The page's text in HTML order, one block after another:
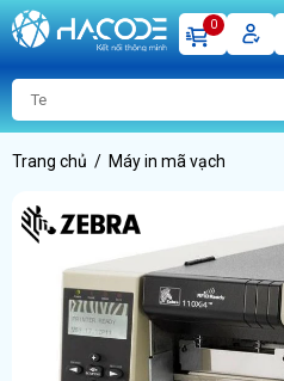
0
Trang chủ Máy in mã vạch